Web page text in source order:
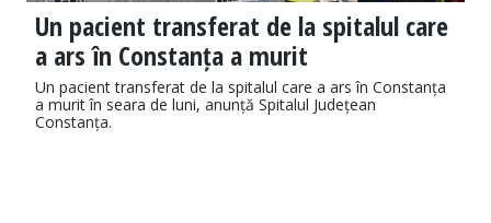
Un pacient transferat de la spitalul care
a ars în Constanța a murit
Un pacient transferat de la spitalul care a ars în Constanța
a murit în seara de luni, anunță Spitalul Județean
Constanța.